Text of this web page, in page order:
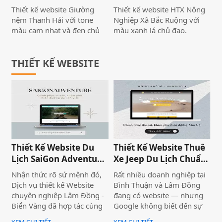
website chuyên nghiệp để
phục vụ khách hàng, nâng
cao uy tín, và quản lý thông
Thiết kế website Giường
nệm Thanh Hải với tone
màu cam nhạt và đen chủ
giúp cho khách hàng khi
lướt xem website có trải
sản phẩm và thông tin
website được trình bày nổi
bật, hình ảnh sắc nét.
Website load nhanh cũng là
những yếu tố cực kỳ quan
trọng làm tăng trải nghiệm
khách hàng.
Thiết kế website HTX Nông
Nghiệp Xã Bắc Ruộng với
màu xanh lá chủ đạo.
cao, tốc độ truy cập nhanh
chóng, và tương thích trên
mọi thiết bị. Biển Vàng luôn
là đơn vị được các doanh
nghiệp, HTX tại tin tưởng
trong lĩnh vực thiết website
tại Phan Thiết, Bình Thuận.
THIẾT KẾ WEBSITE
Thiết Kế Website Du
Lịch SaiGon Adventure
- Top tour Saigon
Nhận thức rõ sứ mệnh đó,
Dịch vụ thiết kế Website
chuyên nghiệp Lâm Đồng -
Biển Vàng đã hợp tác cùng
thương hiệu SaiGon
Thiết Kế Website Thuê
Xe Jeep Du Lịch Chuẩn
SEO 2026 | JoyJeep
Rất nhiều doanh nghiệp tại
Bình Thuận và Lâm Đồng
đang có website — nhưng
Google không biết đến sự
tồn tại của họ. Không có